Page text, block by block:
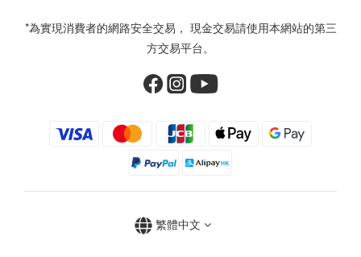
*為實現消費者的網路安全交易， 現金交易請使用本網站的第三
方交易平台。
繁體中文